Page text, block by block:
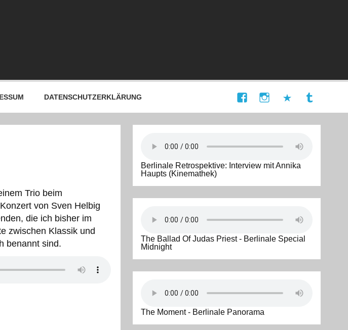
DATENSCHUTZERKLÄRUNG
Trio beim
von Sven Helbig
die ich bisher im
zwischen Klassik und
benannt sind.
Berlinale Retrospektive: Interview mit Annika
Haupts (Kinemathek)
The Ballad Of Judas Priest - Berlinale Special
Midnight
The Moment - Berlinale Panorama